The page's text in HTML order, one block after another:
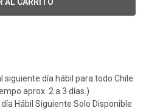
siguiente día hábil para todo Chile.
aprox. 2 a 3 días.)
Hábil Siguiente Solo Disponible